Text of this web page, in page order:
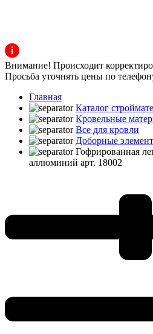
Внимание! Происходит
Просьба уточнять цены по
Главная
Каталог
Кровельные
Все для кровли
Доборные
Гофрированная
аллюминий арт. 18002